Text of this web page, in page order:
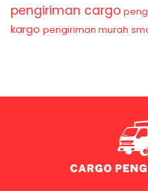
pengiriman cargo
kargo pengiriman murah